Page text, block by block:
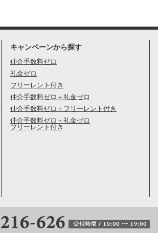
キャンペーンから探す
仲介手数料ゼロ
礼金ゼロ
フリーレント付き
仲介手数料ゼロ＋礼金ゼロ
仲介手数料ゼロ＋フリーレント付き
仲介手数料ゼロ＋礼金ゼロ
フリーレント付き